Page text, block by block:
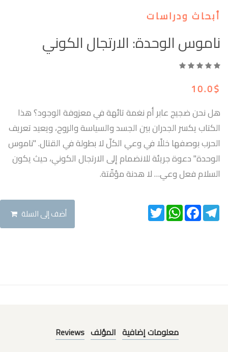
أبحاث ودراسات
ناموس الوحدة: الارتجال الكوني
10.0$
هل نحن ضجيج عابر أم نغمة تائهة في معزوفة الوجود؟ هذا
الكتاب يكسر الجدران بين الجسد والسياسة والروح، ويعيد تعريف
الحرب بوصفها خللًا في وعي الكلّ لا بطولة في القتال. "ناموس
الوحدة" دعوة جريئة للانضمام إلى الارتجال الكوني، حيث يكون
السلام فعل وعي… لا هدنة مؤقّتة.
أضف إلى السلة Twitter
WhatsAppFacebookTelegram
معلومات إضافية المؤلف Reviews